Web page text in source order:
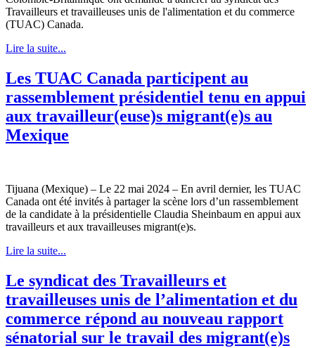
Travailleurs et travailleuses unis de l'alimentation et du commerce
(TUAC) Canada.
Lire la suite...
Les TUAC Canada participent au
rassemblement présidentiel tenu en appui
aux travailleur(euse)s migrant(e)s au
Mexique
Tijuana (Mexique) – Le 22 mai 2024 – En avril dernier, les TUAC
Canada ont été invités à partager la scène lors d’un rassemblement
de la candidate à la présidentielle Claudia Sheinbaum en appui aux
travailleurs et aux travailleuses migrant(e)s.
Lire la suite...
Le syndicat des Travailleurs et
travailleuses unis de l’alimentation et du
commerce répond au nouveau rapport
sénatorial sur le travail des migrant(e)s